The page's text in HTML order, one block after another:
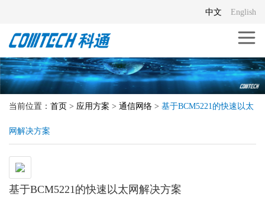
English
中文
当前位置： 首页 > 应用方案 > 通信网络 > 基于BCM5221的快速以太
网解决方案
基于BCM5221的快速以太网解决方案